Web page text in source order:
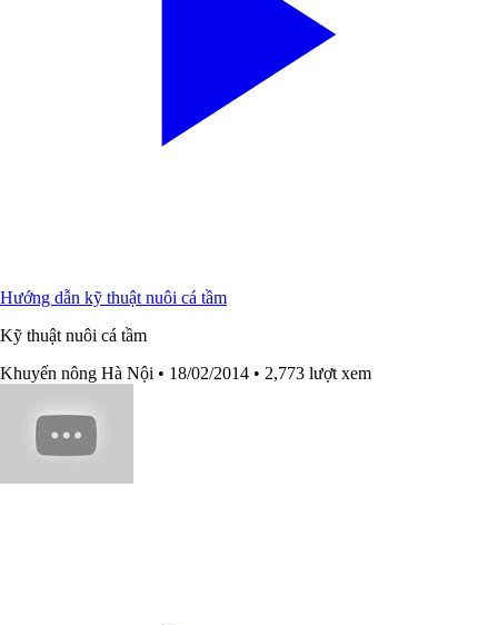
Hướng dẫn kỹ thuật nuôi cá tầm
Kỹ thuật nuôi cá tầm
Khuyến nông Hà Nội • 18/02/2014 • 2,773 lượt xem